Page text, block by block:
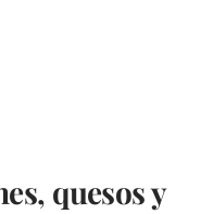
quesos y